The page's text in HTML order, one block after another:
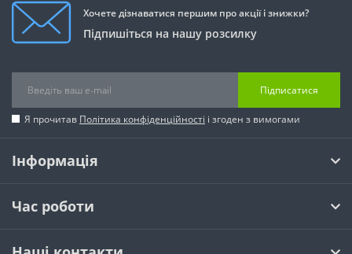
Хочете дізнаватися першим про акції і знижки?
Підпишіться на нашу розсилку
Підписатися
Я прочитав Політика конфіденційності і згоден з вимогами
Інформація
Час роботи